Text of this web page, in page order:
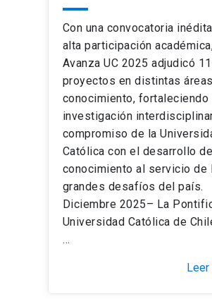
Con una convocatoria
alta participación
Avanza UC 2025 adjudicó
proyectos en distintas
conocimiento, fortaleciendo
investigación
compromiso de la
Católica con el desarrollo
conocimiento al servicio de
grandes desafíos del país.
Diciembre 2025– La
Universidad Católica de
…
Leer